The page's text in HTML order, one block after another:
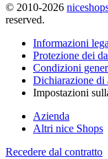
© 2010-2026
reserved.
Informazioni
Protezione dei
Condizioni
Dichiarazione di
Impostazioni
Azienda
Altri nice Shops
Recedere dal contratto